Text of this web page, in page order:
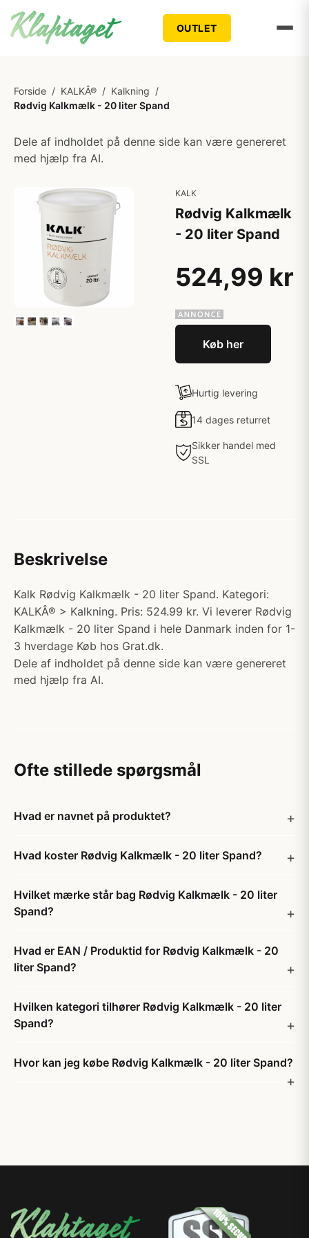
OUTLET
Forside / KALKÂ® / Kalkning /
Rødvig Kalkmælk - 20 liter Spand
Dele af indholdet på denne side kan være genereret
med hjælp fra AI.
KALK
Rødvig Kalkmælk
- 20 liter Spand
524,99 kr
Køb her
Hurtig levering
14 dages returret
Sikker handel med
SSL
Beskrivelse
Kalk Rødvig Kalkmælk - 20 liter Spand. Kategori:
KALKÂ® > Kalkning. Pris: 524.99 kr. Vi leverer Rødvig
Kalkmælk - 20 liter Spand i hele Danmark inden for 1-
3 hverdage Køb hos Grat.dk.
Dele af indholdet på denne side kan være genereret
med hjælp fra AI.
Ofte stillede spørgsmål
Hvad er navnet på produktet?
Hvad koster Rødvig Kalkmælk - 20 liter Spand?
Hvilket mærke står bag Rødvig Kalkmælk - 20 liter
Spand?
Hvad er EAN / Produktid for Rødvig Kalkmælk - 20
liter Spand?
Hvilken kategori tilhører Rødvig Kalkmælk - 20 liter
Spand?
Hvor kan jeg købe Rødvig Kalkmælk - 20 liter Spand?